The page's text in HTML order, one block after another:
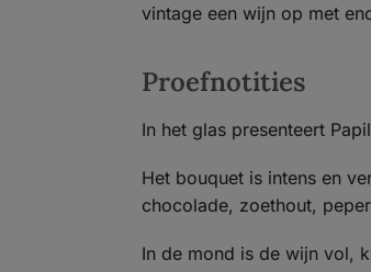
vintage een wijn op met
Proefnotities
In het glas presenteert
Het bouquet is intens en
chocolade, zoethout,
In de mond is de wijn vol,